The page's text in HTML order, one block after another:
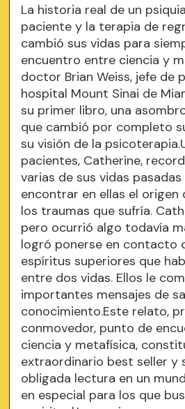
La historia real de un
paciente y la terapia de
cambió sus vidas para
encuentro entre ciencia y
doctor Brian Weiss, jefe de
hospital Mount Sinai de
su primer libro, una
que cambió por completo
su visión de la
pacientes, Catherine,
varias de sus vidas
encontrar en ellas el origen
los traumas que sufría.
pero ocurrió algo todavía
logró ponerse en contacto
espíritus superiores que
entre dos vidas. Ellos le
importantes mensajes de
conocimiento.Este relato,
conmovedor, punto de
ciencia y metafísica,
extraordinario best seller y
obligada lectura en un
en especial para los que